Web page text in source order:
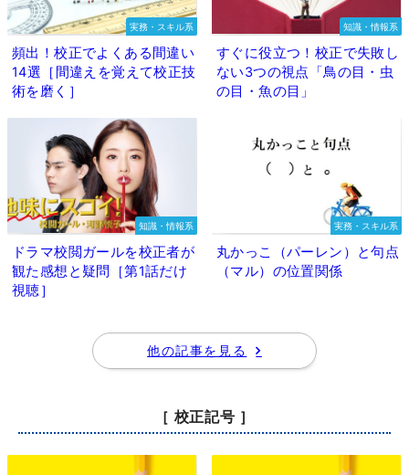
実務・スキル系
頻出！校正でよくある間違い
14選［間違えを覚えて校正技
術を磨く］
知識・情報系
すぐに役立つ！校正で失敗し
ない3つの視点「鳥の目・虫
の目・魚の目」
知識・情報系
ドラマ校閲ガールを校正者が
観た感想と疑問［第1話だけ
視聴］
実務・スキル系
丸かっこ（パーレン）と句点
（マル）の位置関係
他の記事を見る
［ 校正記号 ］